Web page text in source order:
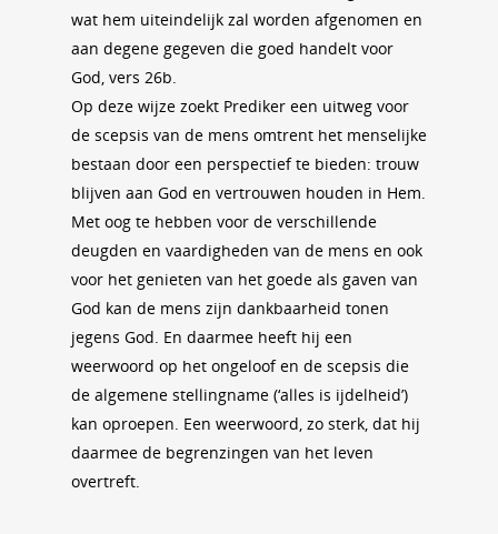
wat hem uiteindelijk zal worden afgenomen en
aan degene gegeven die goed handelt voor
God, vers 26b.
Op deze wijze zoekt Prediker een uitweg voor
de scepsis van de mens omtrent het menselijke
bestaan door een perspectief te bieden: trouw
blijven aan God en vertrouwen houden in Hem.
Met oog te hebben voor de verschillende
deugden en vaardigheden van de mens en ook
voor het genieten van het goede als gaven van
God kan de mens zijn dankbaarheid tonen
jegens God. En daarmee heeft hij een
weerwoord op het ongeloof en de scepsis die
de algemene stellingname (‘alles is ijdelheid’)
kan oproepen. Een weerwoord, zo sterk, dat hij
daarmee de begrenzingen van het leven
overtreft.